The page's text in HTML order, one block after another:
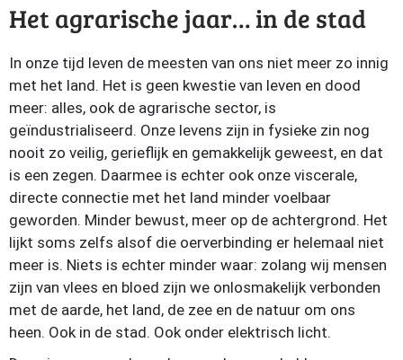
Het agrarische jaar… in de stad
In onze tijd leven de meesten van ons niet meer zo innig
met het land. Het is geen kwestie van leven en dood
meer: alles, ook de agrarische sector, is
geïndustrialiseerd. Onze levens zijn in fysieke zin nog
nooit zo veilig, gerieflijk en gemakkelijk geweest, en dat
is een zegen. Daarmee is echter ook onze viscerale,
directe connectie met het land minder voelbaar
geworden. Minder bewust, meer op de achtergrond. Het
lijkt soms zelfs alsof die oerverbinding er helemaal niet
meer is. Niets is echter minder waar: zolang wij mensen
zijn van vlees en bloed zijn we onlosmakelijk verbonden
met de aarde, het land, de zee en de natuur om ons
heen. Ook in de stad. Ook onder elektrisch licht.